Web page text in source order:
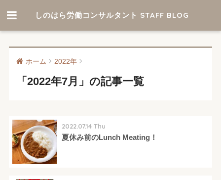
しのはら労働コンサルタント STAFF BLOG
ホーム 2022年
「2022年7月」の記事一覧
2022.07.14 Thu
夏休み前のLunch Meating！